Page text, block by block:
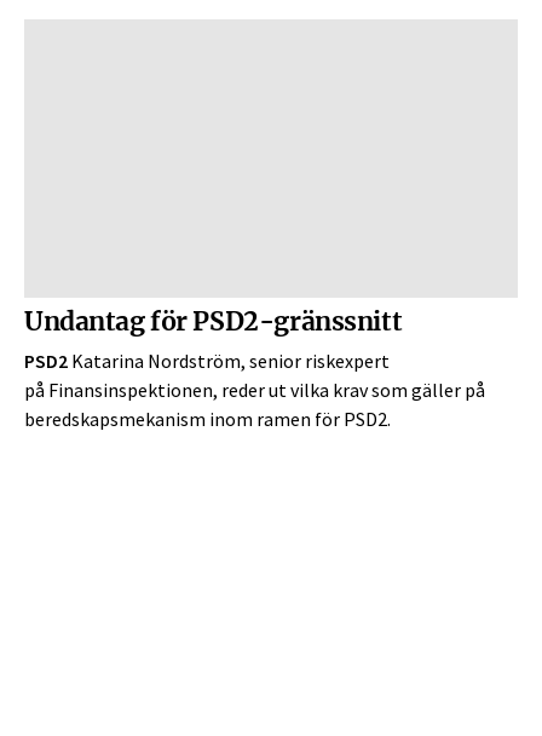
Undantag för PSD2-gränssnitt
PSD2 Katarina Nordström, senior riskexpert
på Finansinspektionen, reder ut vilka krav som gäller på
beredskapsmekanism inom ramen för PSD2.